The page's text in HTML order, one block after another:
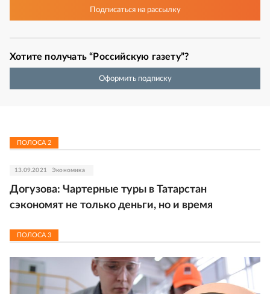
Подписатьсяна рассылку
Хотите получать “Российскую газету”?
Оформить подписку
ПОЛОСА2
13.09.2021 Экономика
Догузова: Чартерные туры в Татарстан
сэкономят не только деньги, но и время
ПОЛОСА3